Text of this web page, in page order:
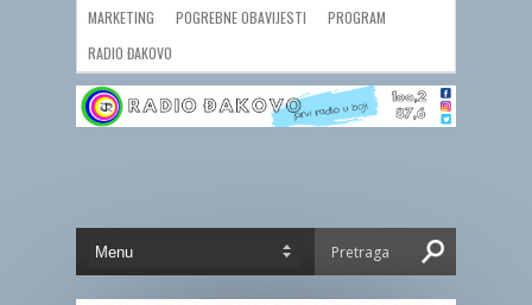
MARKETING POGREBNE OBAVIJESTI
PROGRAM
RADIO ĐAKOVO